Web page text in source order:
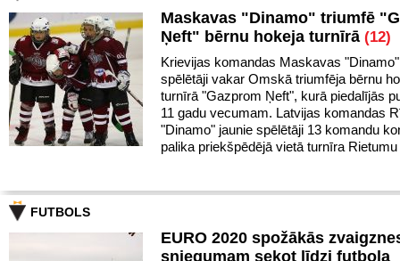
Maskavas "Dinamo" triumfē
Ņeft" bērnu hokeja turnīrā (12)
Krievijas komandas Maskavas
spēlētāji vakar Omskā triumfēja bērnu
turnīrā "Gazprom Ņeft", kurā piedalījās
11 gadu vecumam. Latvijas komandas
"Dinamo" jaunie spēlētāji 13 komandu
palika priekšpēdējā vietā turnīra
FUTBOLS
EURO 2020 spožākās
sniegumam sekot līdzi futbola